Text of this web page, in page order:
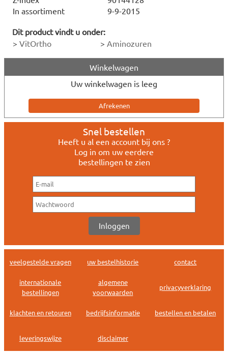
In assortiment
9-9-2015
Dit product vindt u onder:
> VitOrtho > Aminozuren
Winkelwagen
Uw winkelwagen is leeg
Snel bestellen
Heeft u al een account bij ons ?
Log in om uw eerdere
bestellingen te zien
veelgestelde vragen uw bestelhistorie contact
internationale
bestellingen
algemene
voorwaarden
privacyverklaring
klachten en retouren bedrijfsinformatie bestellen en betalen
leveringswijze disclaimer